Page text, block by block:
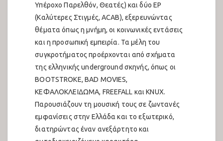
Υπέροχο Παρελθόν, Θεατές) και δύο EP
(Καλύτερες Στιγμές, ACAB), εξερευνώντας
θέματα όπως η μνήμη, οι κοινωνικές εντάσεις
και η προσωπική εμπειρία. Τα μέλη του
συγκροτήματος προέρχονται από σχήματα
της ελληνικής underground σκηνής, όπως οι
BOOTSTROKE, BAD MOVIES,
ΚΕΦΑΛΟΚΛΕΙΔΩΜΑ, FREEFALL και KNUX.
Παρουσιάζουν τη μουσική τους σε ζωντανές
εμφανίσεις στην Ελλάδα και το εξωτερικό,
διατηρώντας έναν ανεξάρτητο και